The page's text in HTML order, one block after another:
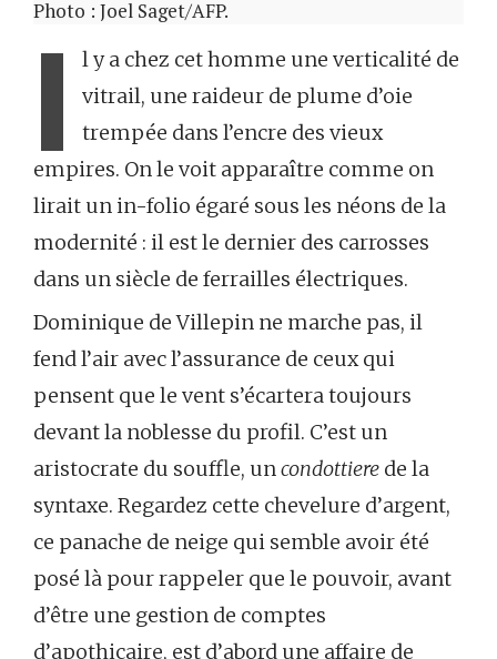
Photo : Joel Saget/AFP.
I
l y a chez cet homme une verticalité de
vitrail, une raideur de plume d’oie
trempée dans l’encre des vieux
empires. On le voit apparaître comme on
lirait un in-folio égaré sous les néons de la
modernité : il est le dernier des carrosses
dans un siècle de ferrailles électriques.
Dominique de Villepin ne marche pas, il
fend l’air avec l’assurance de ceux qui
pensent que le vent s’écartera toujours
devant la noblesse du profil. C’est un
aristocrate du souffle, uncondottiere de la
syntaxe. Regardez cette chevelure d’argent,
ce panache de neige qui semble avoir été
posé là pour rappeler que le pouvoir, avant
d’être une gestion de comptes
d’apothicaire, est d’abord une affaire de